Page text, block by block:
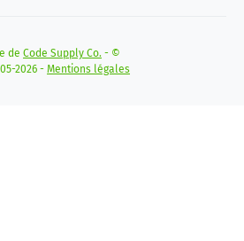
de Code Supply Co. - ©
2026 - Mentions légales